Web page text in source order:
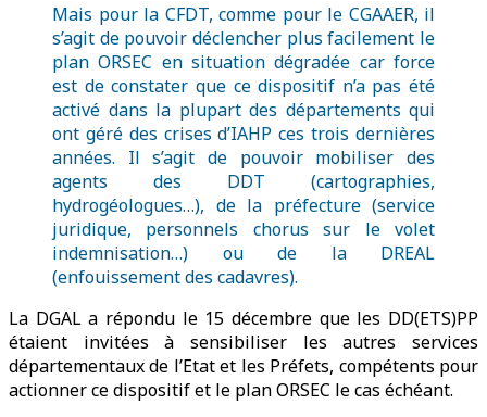
Mais pour la CFDT, comme pour le CGAAER, il
s’agit de pouvoir déclencher plus facilement le
plan ORSEC en situation dégradée car force
est de constater que ce dispositif n’a pas été
activé dans la plupart des départements qui
ont géré des crises d’IAHP ces trois dernières
années. Il s’agit de pouvoir mobiliser des
agents des DDT (cartographies,
hydrogéologues…), de la préfecture (service
juridique, personnels chorus sur le volet
indemnisation…) ou de la DREAL
(enfouissement des cadavres).
La DGAL a répondu le 15 décembre que les DD(ETS)PP
étaient invitées à sensibiliser les autres services
départementaux de l’Etat et les Préfets, compétents pour
actionner ce dispositif et le plan ORSEC le cas échéant.